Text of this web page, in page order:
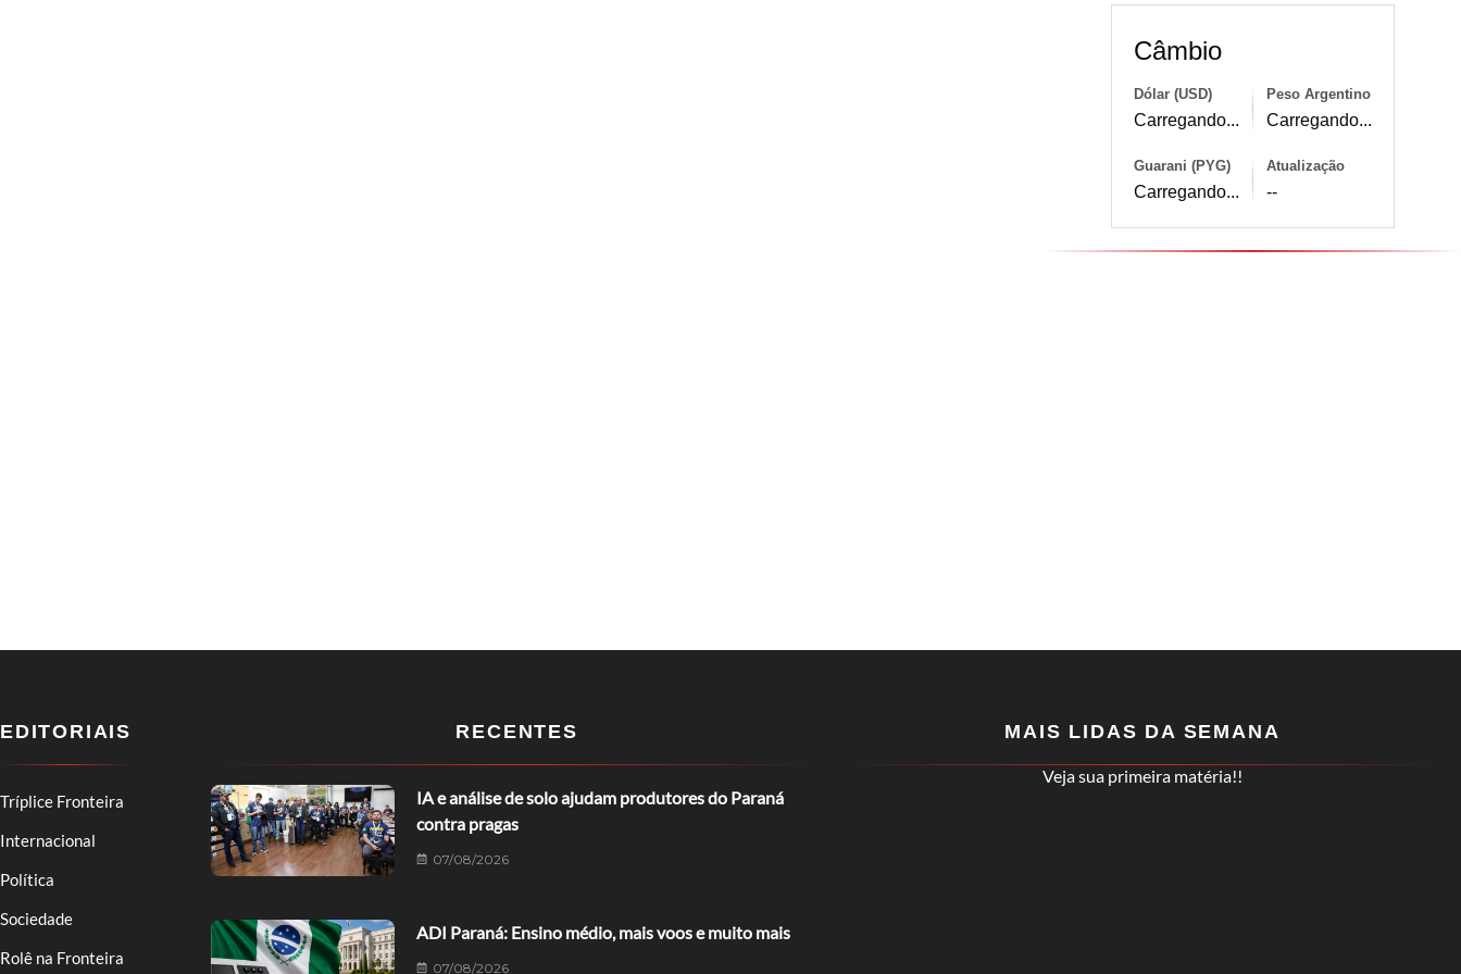
Câmbio
Dólar (USD)
Carregando...
Peso Argentino
Carregando...
Guarani (PYG)
Carregando...
Atualização
--
EDITORIAIS
Tríplice Fronteira
Internacional
Política
Sociedade
Rolê na Fronteira
RECENTES
IA e análise de solo ajudam produtores do Paraná
contra pragas
07/08/2026
ADI Paraná: Ensino médio, mais voos e muito mais
07/08/2026
MAIS LIDAS DA SEMANA
Veja sua primeira matéria!!